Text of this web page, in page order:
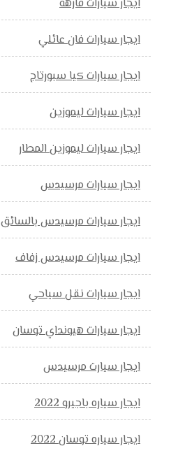
ايجار سيارات فارهه
ايجار سيارات فان عائلي
ايجار سيارات كيا سبورتاج
ايجار سيارات ليموزين
ايجار سيارات ليموزين المطار
ايجار سيارات مرسيدس
ايجار سيارات مرسيدس بالسائق
ايجار سيارات مرسيدس زفاف
ايجار سيارات نقل سياحي
ايجار سيارات هيونداي توسان
ايجار سيارت مرسيدس
ايجار سياره باجيرو 2022
ايجار سياره توسان 2022